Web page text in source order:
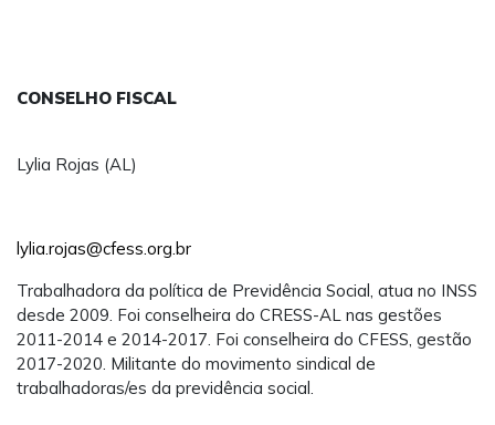
CONSELHO FISCAL
Lylia Rojas (AL)
lylia.rojas@cfess.org.br
Trabalhadora da política de Previdência Social, atua no INSS
desde 2009. Foi conselheira do CRESS-AL nas gestões
2011-2014 e 2014-2017. Foi conselheira do CFESS, gestão
2017-2020. Militante do movimento sindical de
trabalhadoras/es da previdência social.